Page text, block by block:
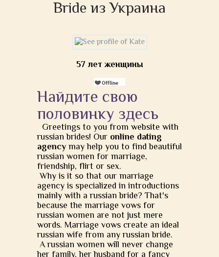
Bride из Украина
57 лет женщины
Найдите свою
половинку здесь
Greetings to you from website with
russian brides! Our online dating
agency may help you to find beautiful
russian women for marriage,
friendship, flirt or sex.
Why is it so that our marriage
agency is specialized in introductions
mainly with a russian bride? That's
because the marriage vows for
russian women are not just mere
words. Marriage vows create an ideal
russian wife from any russian bride.
A russian women will never change
her family, her husband for a fancy